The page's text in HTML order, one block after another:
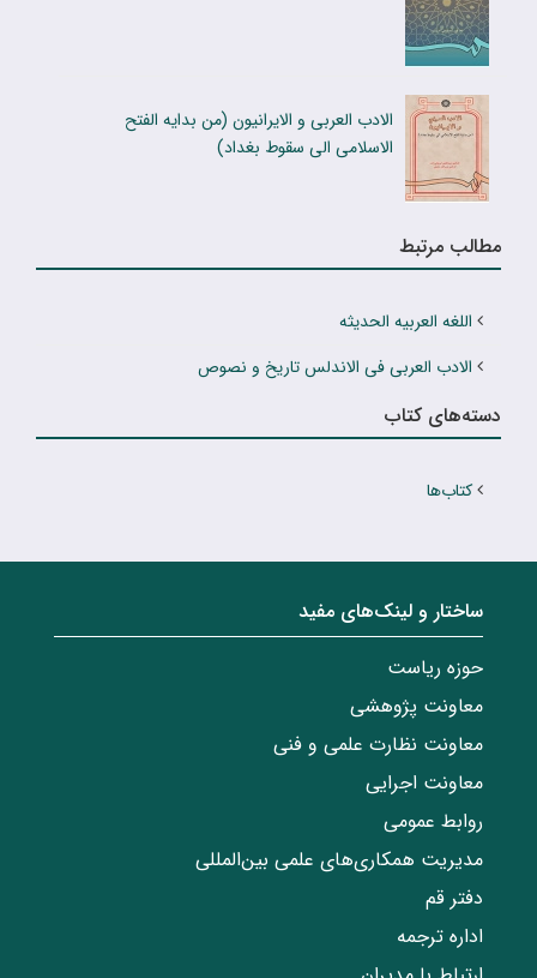
الادب العربی و الایرانیون (من بدایه الفتح
الاسلامی الی سقوط بغداد)
مطالب مرتبط
اللغه العربیه الحدیثه
الادب العربی فی الاندلس تاریخ و نصوص
دسته‌های کتاب
کتاب‌ها
ساختار‌‌ و‌‌ لینک‌های مفید
حوزه ریاست
معاونت پژوهشی
معاونت نظارت علمی و فنی
معاونت اجرایی
روابط عمومی
مدیریت همکاری‌های علمی بین‌المللی
دفتر قم
اداره ترجمه